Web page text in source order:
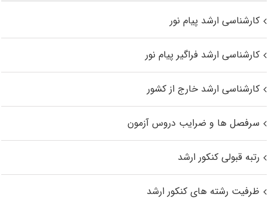
کارشناسی ارشد پیام نور
کارشناسی ارشد فراگیر پیام نور
کارشناسی ارشد خارج از کشور
سرفصل ها و ضرایب دروس آزمون
رتبه قبولی کنکور ارشد
ظرفیت رشته های کنکور ارشد